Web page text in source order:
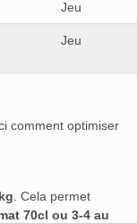
Jeu
Jeu
comment optimiser
. Cela permet
70cl ou 3-4 au